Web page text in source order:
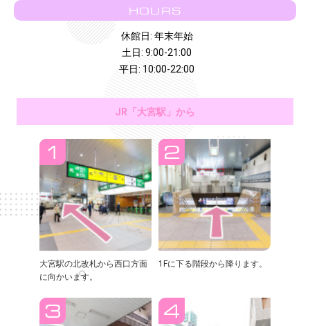
HOURS
休館日: 年末年始
土日: 9:00-21:00
平日: 10:00-22:00
JR「大宮駅」から
大宮駅の北改札から西口方面
に向かいます。
1Fに下る階段から降ります。